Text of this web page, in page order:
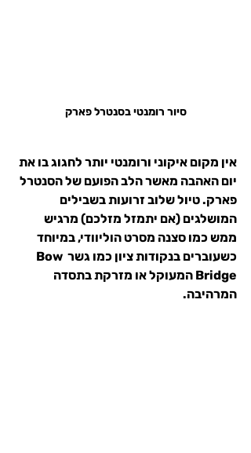
סיור רומנטי בסנטרל פארק
אין מקום איקוני ורומנטי יותר לחגוג בו את
יום האהבה מאשר הלב הפועם של הסנטרל
פארק. טיול שלוב זרועות בשבילים
המושלגים (אם יתמזל מזלכם) מרגיש
ממש כמו סצנה מסרט הוליוודי, במיוחד
כשעוברים בנקודות ציון כמו גשר Bow
Bridge המעוקל או מזרקת בתסדה
המרהיבה.